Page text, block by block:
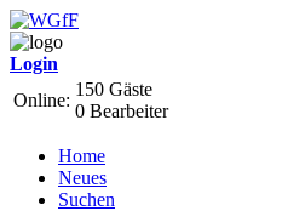
Login
Online:
150 Gäste
0 Bearbeiter
Home
Neues
Suchen